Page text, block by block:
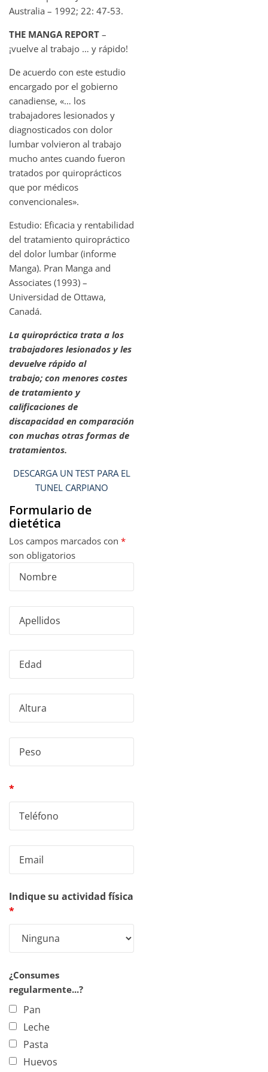
Australia – 1992; 22: 47-53.
THE MANGA REPORT –
¡vuelve al trabajo … y rápido!
De acuerdo con este estudio
encargado por el gobierno
canadiense, «… los
trabajadores lesionados y
diagnosticados con dolor
lumbar volvieron al trabajo
mucho antes cuando fueron
tratados por quiroprácticos
que por médicos
convencionales».
Estudio: Eficacia y rentabilidad
del tratamiento quiropráctico
del dolor lumbar (informe
Manga). Pran Manga and
Associates (1993) –
Universidad de Ottawa,
Canadá.
La quiropráctica trata a los
trabajadores lesionados y les
devuelve rápido al
trabajo; con menores costes
de tratamiento y
calificaciones de
discapacidad en comparación
con muchas otras formas de
tratamientos.
DESCARGA UN TEST PARA EL
TUNEL CARPIANO
Formulario de
dietética
Los campos marcados con *
son obligatorios
*
Indique su actividad física
*
¿Consumes
regularmente...?
Pan
Leche
Pasta
Huevos